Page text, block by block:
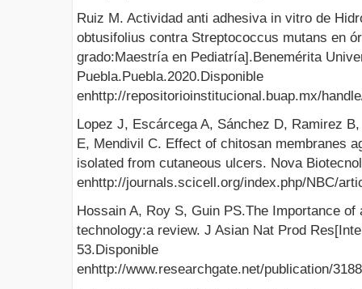
Ruiz M. Actividad anti adhesiva in vitro de
obtusifolius contra Streptococcus mutans en
grado:Maestría en Pediatría].Benemérita
Puebla.Puebla.2020.Disponible
enhttp://repositorioinstitucional.buap.mx/
Lopez J, Escárcega A, Sánchez D, Ramirez
E, Mendivil C. Effect of chitosan membranes
isolated from cutaneous ulcers. Nova
enhttp://journals.scicell.org/index.php/NBC/
Hossain A, Roy S, Guin PS.The Importance
technology:a review. J Asian Nat Prod
53.Disponible
enhttp://www.researchgate.net/publication/